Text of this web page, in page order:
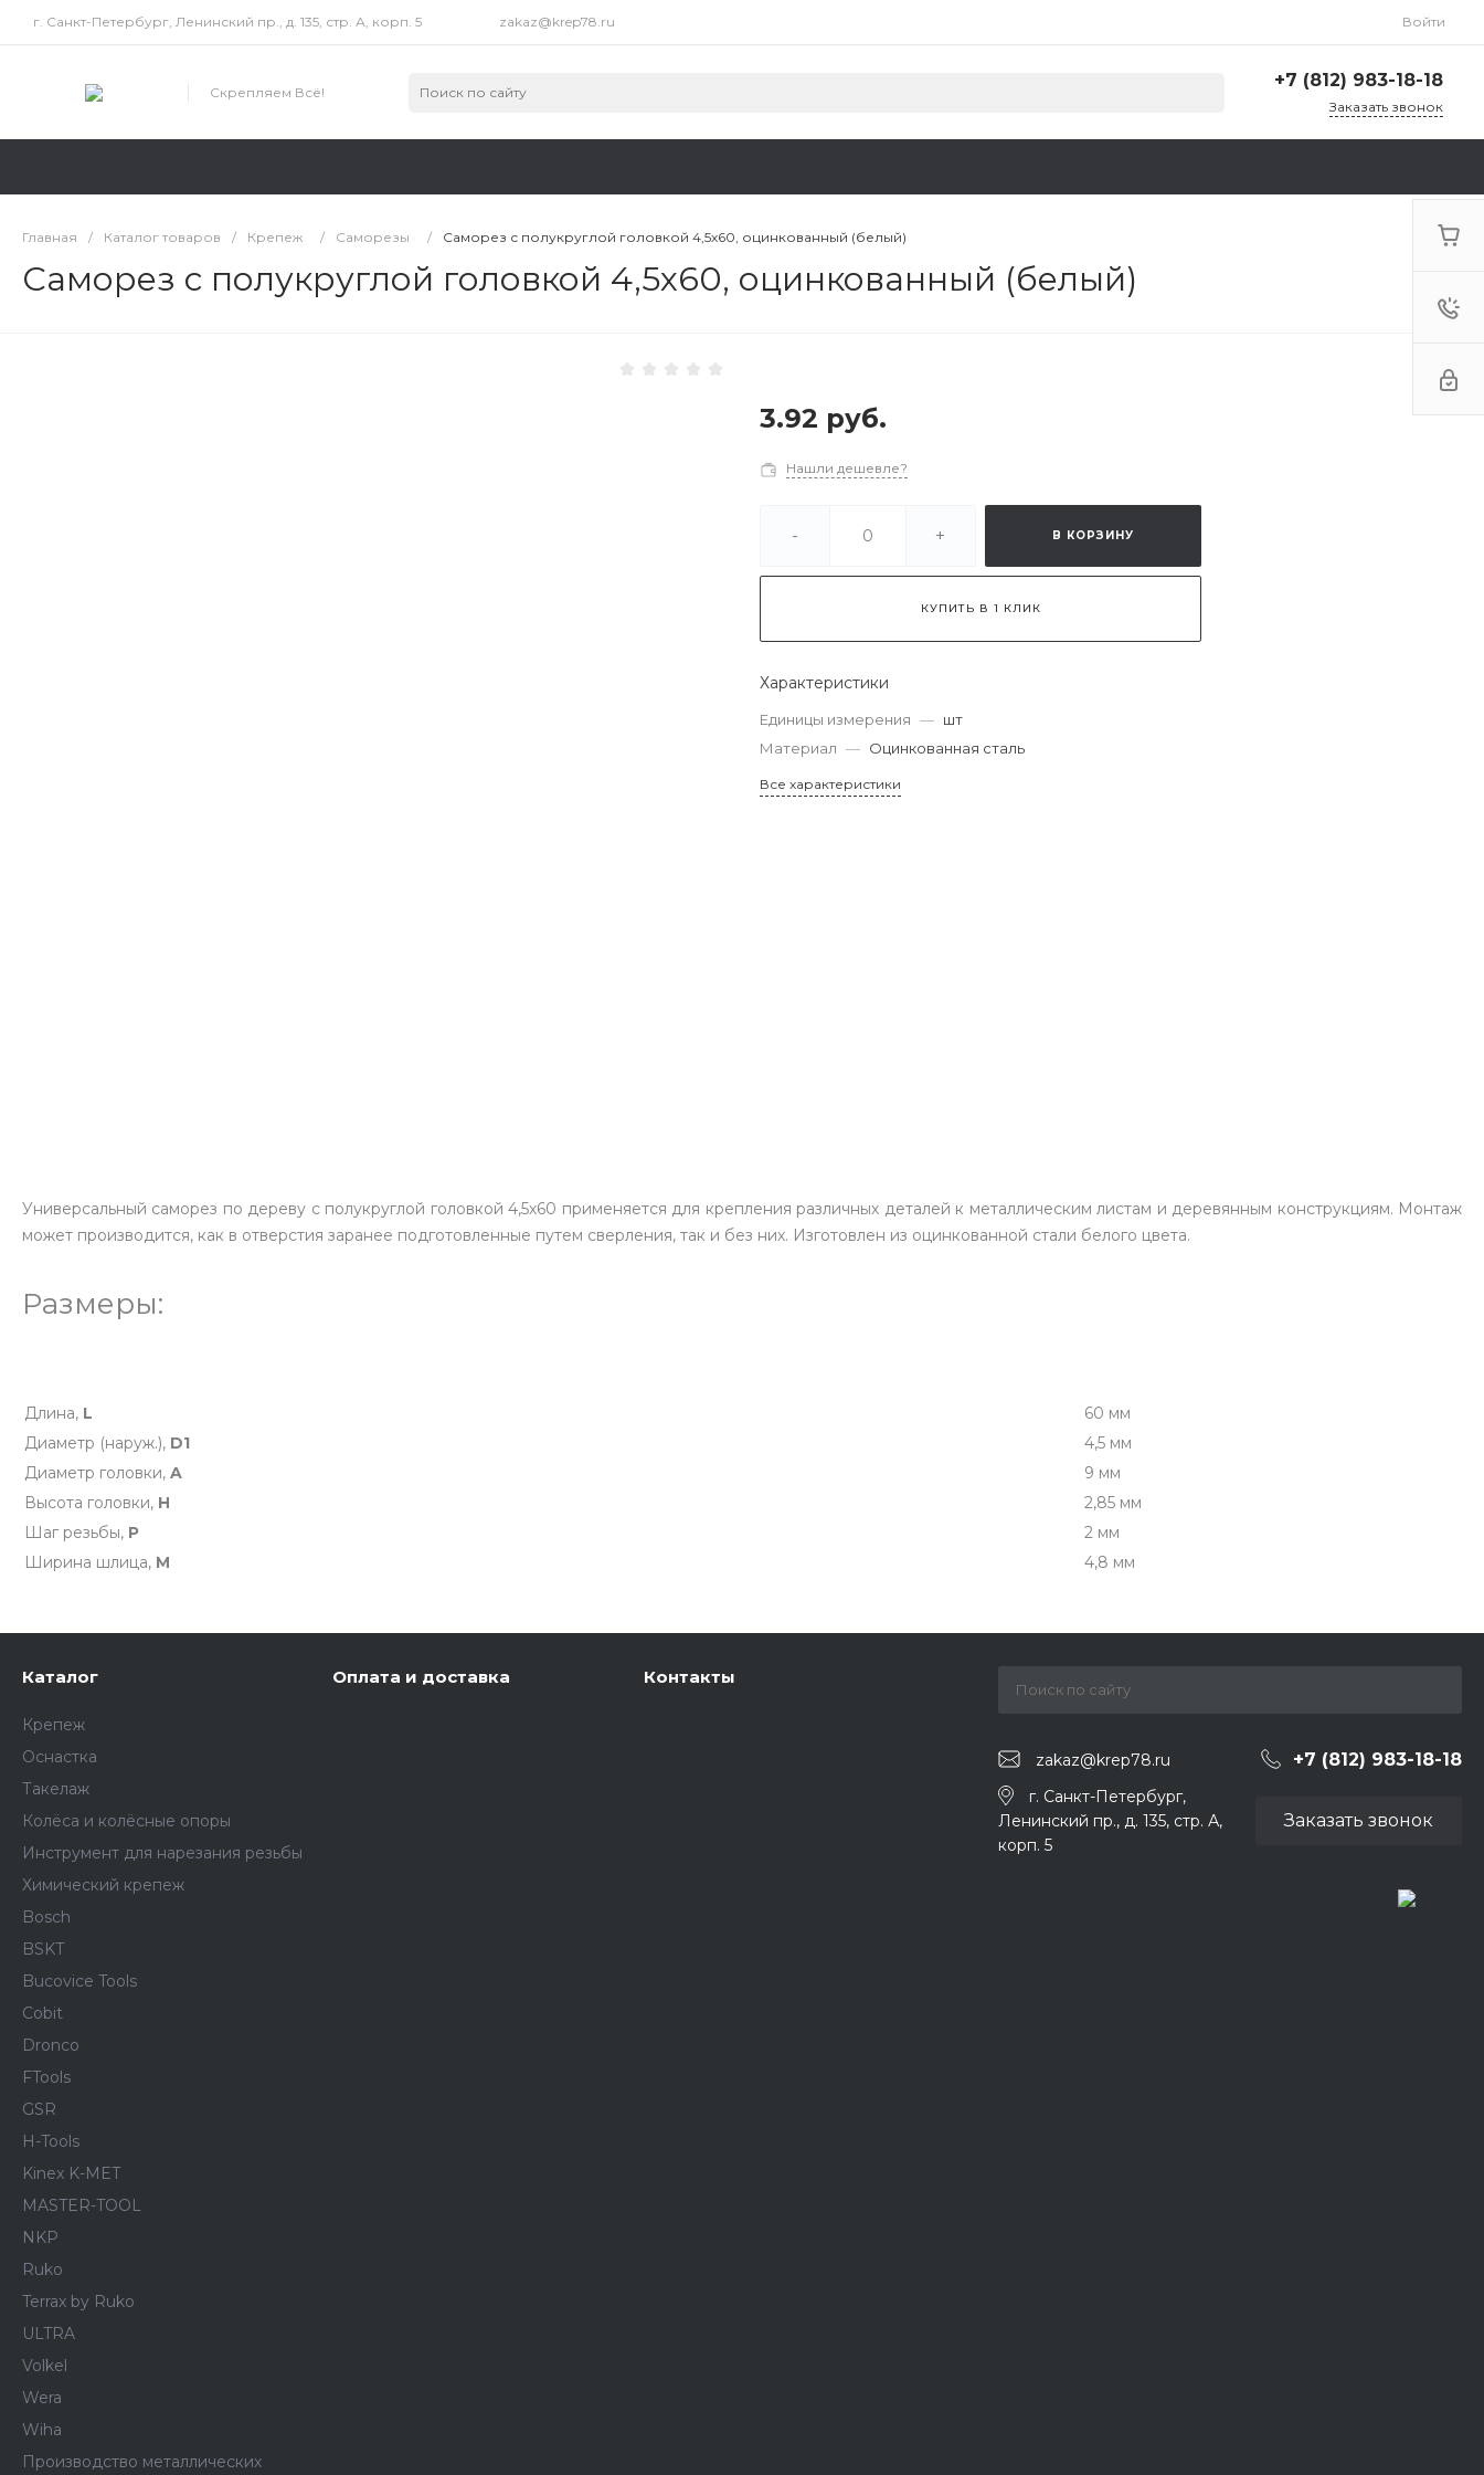
г. Санкт-Петербург, Ленинский пр., д. 135, стр. А, корп. 5 zakaz@krep78.ru Войти
Скрепляем Всё!
+7 (812) 983-18-18
Пн-Пт: 9:00-18:00 Cб-Вс:
Заказать звонок
Главная / Каталог товаров / Крепеж / Саморезы / Саморез с полукруглой головкой 4,5х60, оцинкованный (белый)
Саморез с полукруглой головкой 4,5х60, оцинкованный (белый)
3.92 руб.
Нашли дешевле?
- + В КОРЗИНУ
КУПИТЬ В 1 КЛИК
Характеристики
Единицы измерения — шт
Материал — Оцинкованная сталь
Все характеристики
Универсальный саморез по дереву с полукруглой головкой 4,5х60 применяется для крепления различных деталей к металлическим листам и деревянным конструкциям. Монтаж
может производится, как в отверстия заранее подготовленные путем сверления, так и без них. Изготовлен из оцинкованной стали белого цвета.
Размеры:
Длина, L
60 мм
Диаметр (наруж.), D1
4,5 мм
Диаметр головки, A
9 мм
Высота головки, H
2,85 мм
Шаг резьбы, P
2 мм
Ширина шлица, M 4,8 мм
Каталог
Крепеж
Оснастка
Такелаж
Колёса и колëсные опоры
Инструмент для нарезания резьбы
Химический крепеж
Bosch
BSKT
Bucovice Tools
Cobit
Dronco
FTools
GSR
H-Tools
Kinex K-MET
MASTER-TOOL
NKP
Ruko
Terrax by Ruko
ULTRA
Volkel
Wera
Wiha
Производство металлических
Оплата и доставка Контакты
zakaz@krep78.ru +7 (812) 983-18-18
г. Санкт-Петербург,
Ленинский пр., д. 135, стр. А,
корп. 5
Заказать звонок